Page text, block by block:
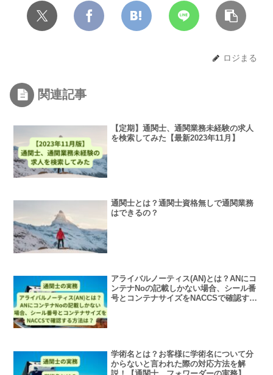
ロジまる
関連記事
【定期】通関士、通関業務未経験の求人
を検索してみた【最新2023年11月】
通関士とは？通関士資格無しで通関業務
はできるの？
アライバルノーティス(AN)とは？ANにコ
ンテナNoの記載しかない場合、シール番
号とコンテナサイズをNACCSで確認する
学術名とは？お客様に学術名について分
からないと言われた際の対応方法を解